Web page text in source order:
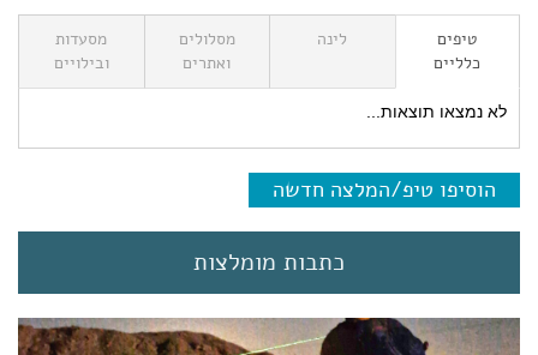
טיפים
כלליים
לינה
מסלולים
ואתרים
מסעדות
ובילויים
לא נמצאו תוצאות...
הוסיפו טיפ/המלצה חדשה
כתבות מומלצות